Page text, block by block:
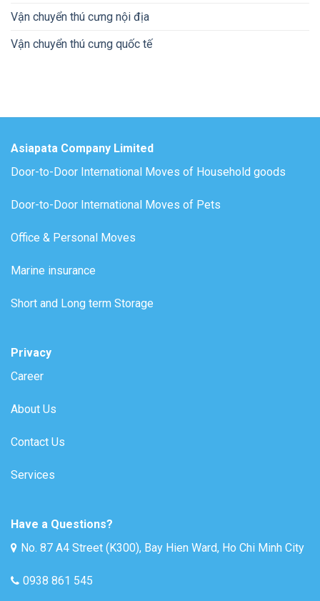
Vận chuyển thú cưng nội địa
Vận chuyển thú cưng quốc tế
Asiapata Company Limited
Door-to-Door International Moves of Household goods
Door-to-Door International Moves of Pets
Office & Personal Moves
Marine insurance
Short and Long term Storage
Privacy
Career
About Us
Contact Us
Services
Have a Questions?
No. 87 A4 Street (K300), Bay Hien Ward, Ho Chi Minh City
0938 861 545